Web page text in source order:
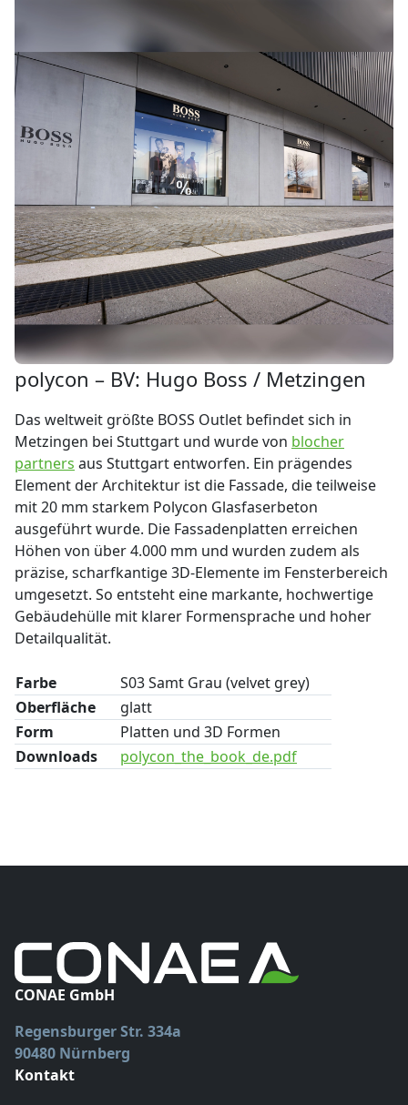
polycon – BV: Hugo Boss / Metzingen
Das weltweit größte BOSS Outlet befindet sich in
Metzingen bei Stuttgart und wurde von blocher
partners aus Stuttgart entworfen. Ein prägendes
Element der Architektur ist die Fassade, die teilweise
mit 20 mm starkem Polycon Glasfaserbeton
ausgeführt wurde. Die Fassadenplatten erreichen
Höhen von über 4.000 mm und wurden zudem als
präzise, scharfkantige 3D-Elemente im Fensterbereich
umgesetzt. So entsteht eine markante, hochwertige
Gebäudehülle mit klarer Formensprache und hoher
Detailqualität.
Farbe
S03 Samt Grau (velvet grey)
Oberfläche
glatt
Form
Platten und 3D Formen
Downloads
polycon_the_book_de.pdf
CONAE GmbH
Regensburger Str. 334a
90480 Nürnberg
Kontakt